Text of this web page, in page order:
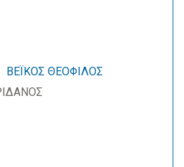
ΒΕΪΚΟΣ ΘΕΟΦΙΛΟΣ